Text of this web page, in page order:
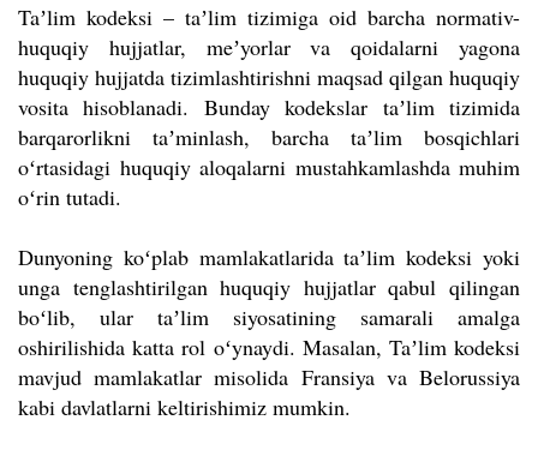
Taʼlim kodeksi – taʼlim tizimiga oid barcha normativ-
huquqiy hujjatlar, meʼyorlar va qoidalarni yagona
huquqiy hujjatda tizimlashtirishni maqsad qilgan huquqiy
vosita hisoblanadi. Bunday kodekslar taʼlim tizimida
barqarorlikni taʼminlash, barcha taʼlim bosqichlari
oʻrtasidagi huquqiy aloqalarni mustahkamlashda muhim
oʻrin tutadi.
Dunyoning koʻplab mamlakatlarida taʼlim kodeksi yoki
unga tenglashtirilgan huquqiy hujjatlar qabul qilingan
boʻlib, ular taʼlim siyosatining samarali amalga
oshirilishida katta rol oʻynaydi. Masalan, Taʼlim kodeksi
mavjud mamlakatlar misolida Fransiya va Belorussiya
kabi davlatlarni keltirishimiz mumkin.